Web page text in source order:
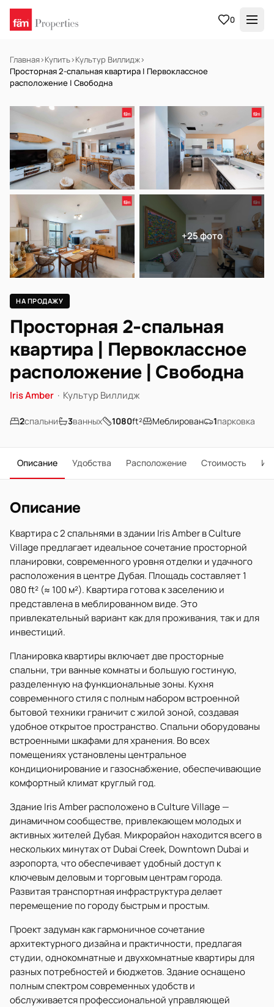
0
Главная›Купить›Культур Виллидж›
Просторная 2-спальная квартира | Первоклассное
расположение | Свободна
Готов к заселению
+25 фото
НА ПРОДАЖУ
Просторная 2-спальная
квартира | Первоклассное
расположение | Свободна
Iris Amber · Культур Виллидж
2спальни 3ванных 1080ft² Меблирован 1парковка
Описание Удобства Расположение Стоимость
Описание
Квартира с 2 спальнями в здании Iris Amber в Culture
Village предлагает идеальное сочетание просторной
планировки, современного уровня отделки и удачного
расположения в центре Дубая. Площадь составляет 1
080 ft² (≈ 100 м²). Квартира готова к заселению и
представлена в меблированном виде. Это
привлекательный вариант как для проживания, так и для
инвестиций.
Планировка квартиры включает две просторные
спальни, три ванные комнаты и большую гостиную,
разделенную на функциональные зоны. Кухня
современного стиля с полным набором встроенной
бытовой техники граничит с жилой зоной, создавая
удобное открытое пространство. Спальни оборудованы
встроенными шкафами для хранения. Во всех
помещениях установлены центральное
кондиционирование и газоснабжение, обеспечивающие
комфортный климат круглый год.
Здание Iris Amber расположено в Culture Village —
динамичном сообществе, привлекающем молодых и
активных жителей Дубая. Микрорайон находится всего в
нескольких минутах от Dubai Creek, Downtown Dubai и
аэропорта, что обеспечивает удобный доступ к
ключевым деловым и торговым центрам города.
Развитая транспортная инфраструктура делает
перемещение по городу быстрым и простым.
Проект задуман как гармоничное сочетание
архитектурного дизайна и практичности, предлагая
студии, однокомнатные и двухкомнатные квартиры для
разных потребностей и бюджетов. Здание оснащено
полным спектром современных удобств и
обслуживается профессиональной управляющей